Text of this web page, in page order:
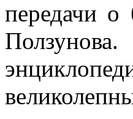
передачи